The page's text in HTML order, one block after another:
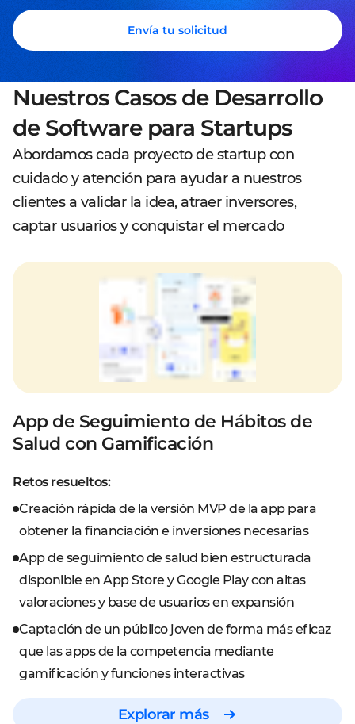
Envía tu solicitud
Nuestros Casos de Desarrollo
de Software para Startups
Abordamos cada proyecto de startup con
cuidado y atención para ayudar a nuestros
clientes a validar la idea, atraer inversores,
captar usuarios y conquistar el mercado
App de Seguimiento de Hábitos de
Salud con Gamificación
Retos resueltos:
Creación rápida de la versión MVP de la app para
obtener la financiación e inversiones necesarias
App de seguimiento de salud bien estructurada
disponible en App Store y Google Play con altas
valoraciones y base de usuarios en expansión
Captación de un público joven de forma más eficaz
que las apps de la competencia mediante
gamificación y funciones interactivas
Explorar más